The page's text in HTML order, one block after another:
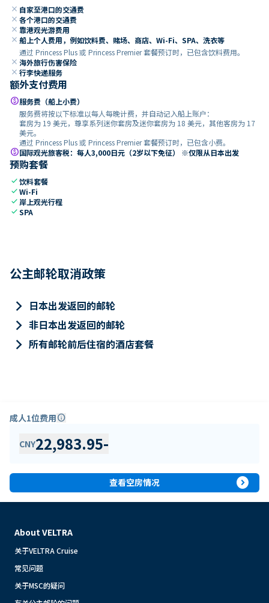
close 自家至港口的交通费
close 各个港口的交通费
close 靠港观光游费用
close 船上个人费用，例如饮料费、赌场、商店、Wi-Fi、SPA、洗衣等
通过 Princess Plus 或 Princess Premier 套餐预订时，已包含饮料费用。
close 海外旅行伤害保险
close 行李快递服务
额外支付费用
paid服务费（船上小费）
服务费将按以下标准以每人每晚计费，并自动记入船上账户：
套房为 19 美元，尊享系列迷你套房及迷你套房为 18 美元，其他客房为 17
美元。
通过 Princess Plus 或 Princess Premier 套餐预订时，已包含小费。
paid国际观光旅客税：每人3,000日元（2岁以下免征） ※仅限从日本出发
预购套餐
check饮料套餐
checkWi-Fi
check 岸上观光行程
checkSPA
公主邮轮取消政策
keyboard_arrow_right 日本出发返回的邮轮
keyboard_arrow_right 非日本出发返回的邮轮
keyboard_arrow_right 所有邮轮前后住宿的酒店套餐
成人1位费用info
CNY22,983.95-
查看空房情况 expand_circle_right
About VELTRA
关于VELTRA Cruise
常见问题
关于MSC的疑问